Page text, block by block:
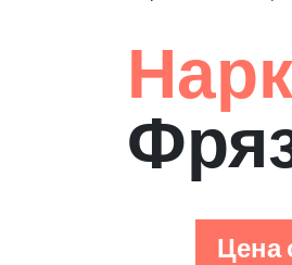
Цена